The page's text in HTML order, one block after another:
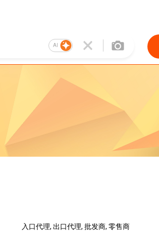
AI
入口代理, 出口代理, 批发商, 零售商